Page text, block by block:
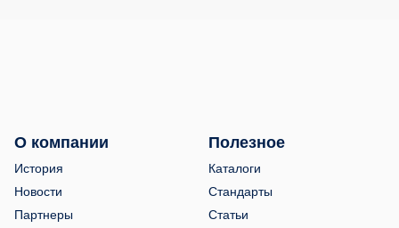
О компании
История
Новости
Партнеры
Полезное
Каталоги
Стандарты
Статьи